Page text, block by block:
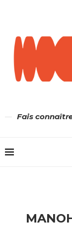
Fais